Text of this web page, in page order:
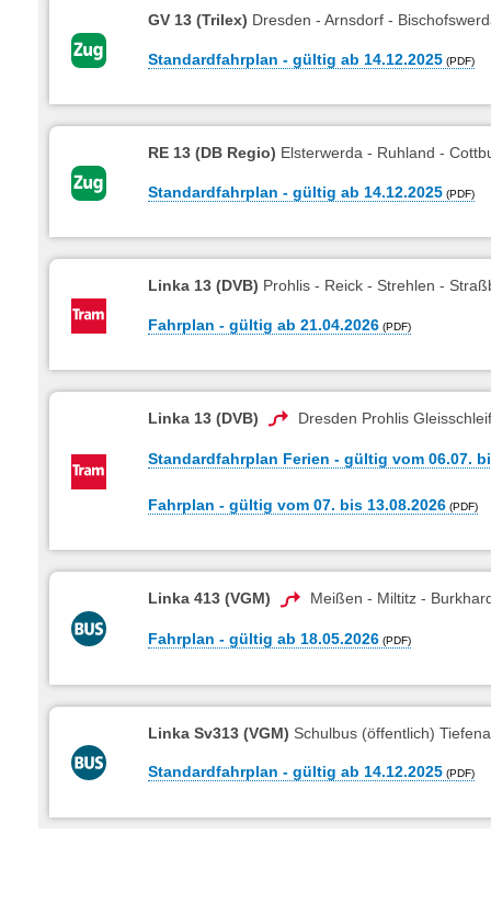
GV 13 (Trilex) Dresden - Arnsdorf -
Standardfahrplan - gültig ab 14.12.2025
RE 13 (DB Regio) Elsterwerda - Ruhland -
Standardfahrplan - gültig ab 14.12.2025
Linka 13 (DVB) Prohlis - Reick - Strehlen -
Fahrplan - gültig ab 21.04.2026
Linka 13 (DVB) Dresden Prohlis
Standardfahrplan Ferien - gültig vom 06.07.
Fahrplan - gültig vom 07. bis 13.08.2026
Linka 413 (VGM) Meißen - Miltitz -
Fahrplan - gültig ab 18.05.2026
Linka Sv313 (VGM) Schulbus (öffentlich)
Standardfahrplan - gültig ab 14.12.2025